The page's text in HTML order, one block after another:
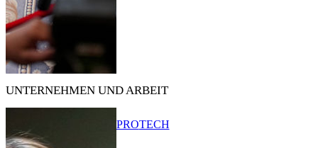
UNTERNEHMEN UND ARBEIT
PROTECH